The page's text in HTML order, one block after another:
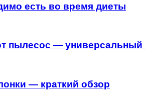
есть во время диеты
пылесос —
— краткий обзор